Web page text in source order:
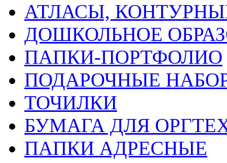
АТЛАСЫ,
ДОШКОЛЬНОЕ
ПАПКИ-ПОРТФОЛИО
ПОДАРОЧНЫЕ
ТОЧИЛКИ
БУМАГА ДЛЯ
ПАПКИ АДРЕСНЫЕ